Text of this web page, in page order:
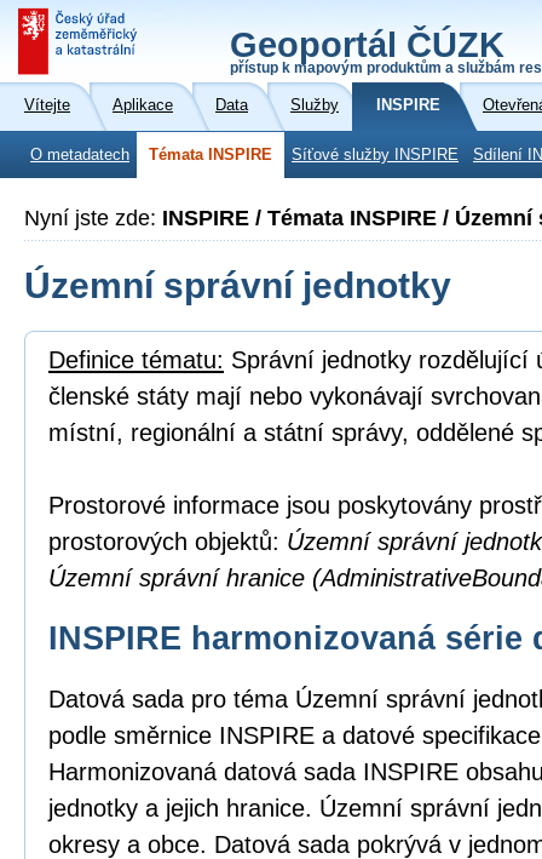
Geoportál ČÚZK
přístup k mapovým produktům a službám
Vítejte Aplikace Data Služby INSPIRE
O metadatech Témata INSPIRE Síťové služby INSPIRE Sdílení
Nyní jste zde: INSPIRE / Témata INSPIRE /
Územní správní jednotky
Definice tématu: Správní jednotky rozdělující
členské státy mají nebo vykonávají
místní, regionální a státní správy, oddělené
Prostorové informace jsou poskytovány
prostorových objektů: Územní správní
Územní správní hranice
INSPIRE harmonizovaná série
Datová sada pro téma Územní správní
podle směrnice INSPIRE a datové
Harmonizovaná datová sada INSPIRE
jednotky a jejich hranice. Územní správní
okresy a obce. Datová sada pokrývá v